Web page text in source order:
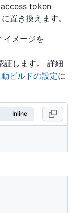
token
に置き換えます。
イメージを
証します。 詳細
動ビルドの設定に
Inline